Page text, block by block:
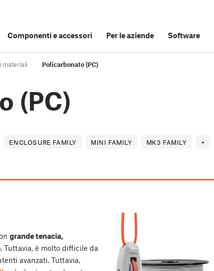
Componenti e accessori Per le aziende Software
materiali Policarbonato (PC)
(PC)
ENCLOSURE FAMILY MINI FAMILY MK3 FAMILY +
grande tenacia,
. Tuttavia, è molto difficile da
avanzati. Tuttavia,